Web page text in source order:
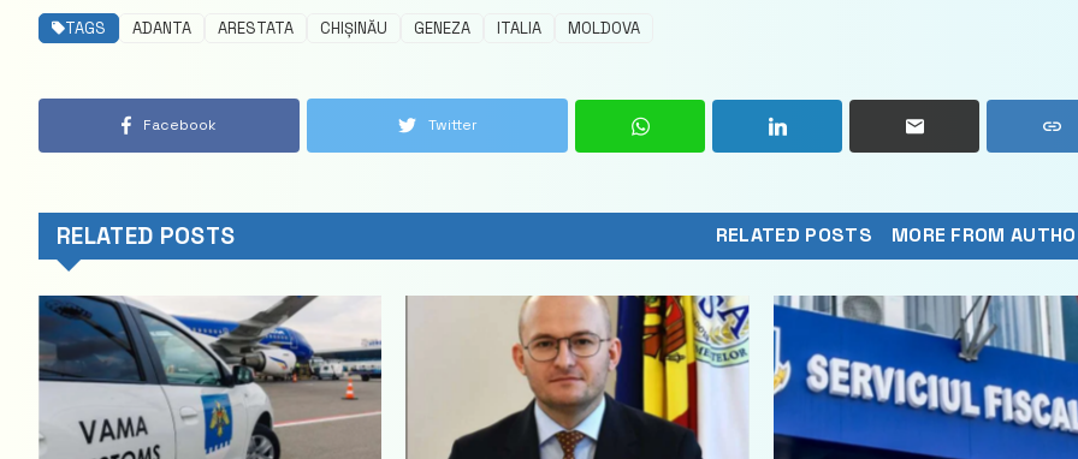
TAGS ADANTA ARESTATA CHIȘINĂU GENEZA ITALIA MOLDOVA
Facebook Twitter
RELATED POSTS RELATED POSTS MORE FROM